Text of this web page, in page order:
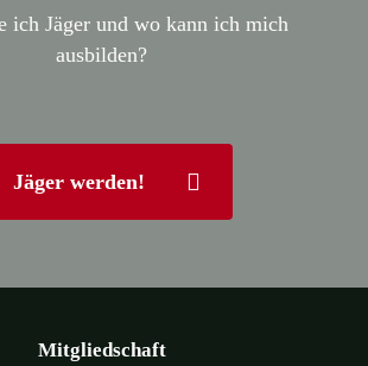
ich Jäger und wo kann ich mich
ausbilden?
Jäger werden!
Mitgliedschaft